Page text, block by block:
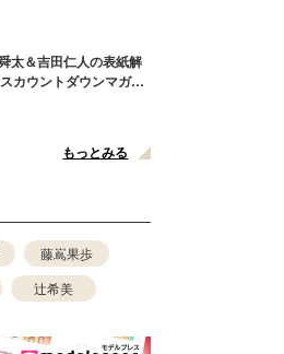
ード”も
太＆吉田仁人の表紙解
カウントダウンマガジ
もっとみる
藤嶌果歩
辻希美